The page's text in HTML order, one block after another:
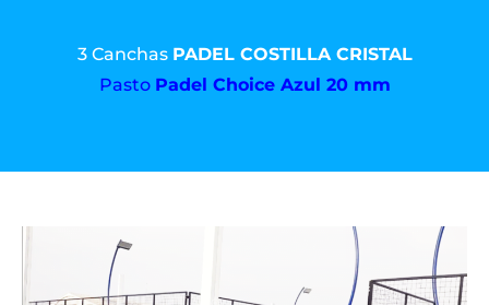
3 Canchas PADEL COSTILLA CRISTAL
Pasto Padel Choice Azul 20 mm